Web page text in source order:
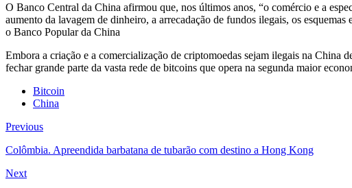
O Banco Central da China afirmou que, nos últimos anos, “o comércio e a
aumento da lavagem de dinheiro, a arrecadação de fundos ilegais, os
o Banco Popular da China
Embora a criação e a comercialização de criptomoedas sejam ilegais na China
fechar grande parte da vasta rede de bitcoins que opera na segunda maior
Bitcoin
China
Previous
Colômbia. Apreendida barbatana de tubarão com destino a Hong Kong
Next